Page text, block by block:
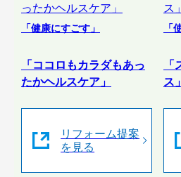
「健康にすごす」
「ココロもカラダもあっ
たかヘルスケア」
リフォーム提案
を見る
「
ス」